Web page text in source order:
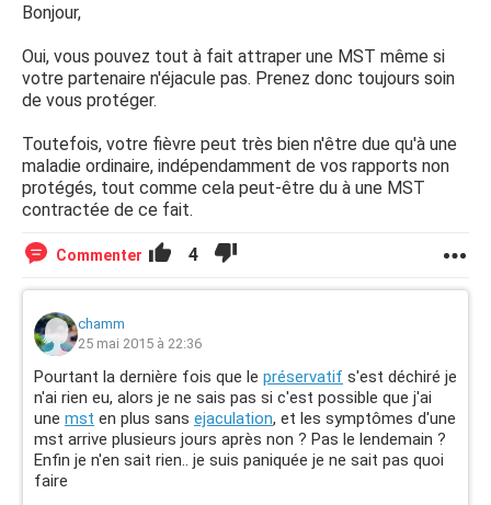
Bonjour,
Oui, vous pouvez tout à fait attraper une MST même si
votre partenaire n'éjacule pas. Prenez donc toujours soin
de vous protéger.
Toutefois, votre fièvre peut très bien n'être due qu'à une
maladie ordinaire, indépendamment de vos rapports non
protégés, tout comme cela peut-être du à une MST
contractée de ce fait.
Commenter 4
chamm
25 mai 2015 à 22:36
Pourtant la dernière fois que le préservatif s'est déchiré je
n'ai rien eu, alors je ne sais pas si c'est possible que j'ai
une mst en plus sans ejaculation, et les symptômes d'une
mst arrive plusieurs jours après non ? Pas le lendemain ?
Enfin je n'en sait rien.. je suis paniquée je ne sait pas quoi
faire